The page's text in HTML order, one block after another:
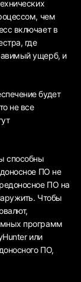
чем
включает в
где
ущерб, и
будет
не все
способны
ПО не
ПО на
Чтобы
программ
или
ПО,